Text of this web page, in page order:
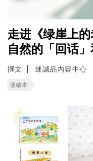
走进《绿崖上
自然的「回话
撰文 迷誠品內容中心
迷繪本